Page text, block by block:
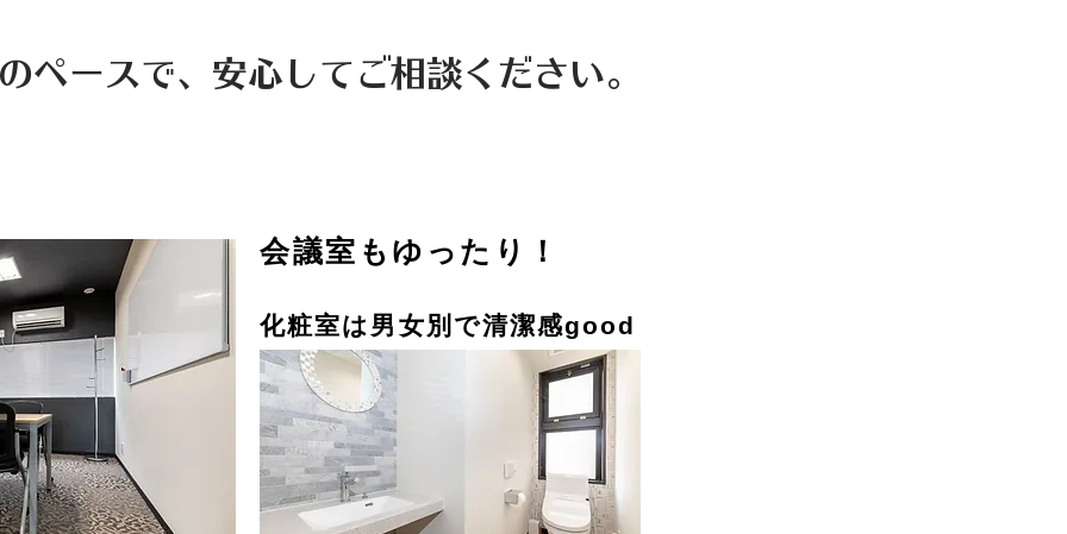
ペースで、安心してご相談ください。
会議室もゆったり！
化粧室は男女別で清潔感good